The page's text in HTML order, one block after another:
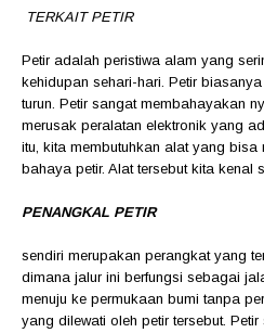
TERKAIT PETIR
Petir adalah peristiwa alam yang
kehidupan sehari-hari. Petir
turun. Petir sangat membahayakan
merusak peralatan elektronik yang
itu, kita membutuhkan alat yang bisa
bahaya petir. Alat tersebut kita kenal
PENANGKAL PETIR
sendiri merupakan perangkat yang
dimana jalur ini berfungsi sebagai
menuju ke permukaan bumi tanpa
yang dilewati oleh petir tersebut.